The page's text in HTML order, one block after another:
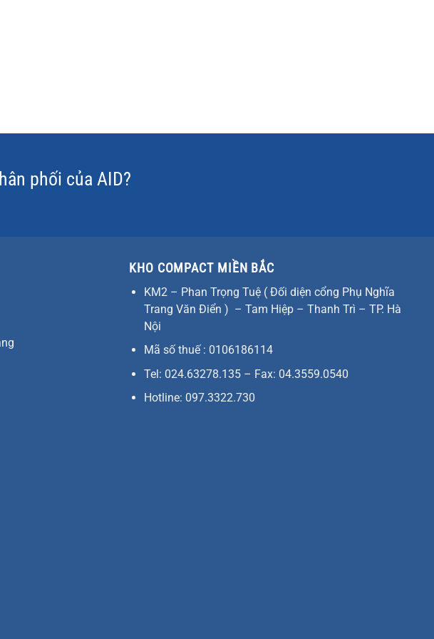
phối của AID?
KHO COMPACT MIỀN BẮC
KM2 – Phan Trọng Tuệ ( Đối diện cổng Phụ Nghĩa
Trang Văn Điển ) – Tam Hiệp – Thanh Trì – TP. Hà
Nội
Mã số thuế : 0106186114
Tel: 024.63278.135 – Fax: 04.3559.0540
Hotline: 097.3322.730